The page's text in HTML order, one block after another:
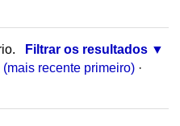
Filtrar os resultados
(mais recente primeiro) ·